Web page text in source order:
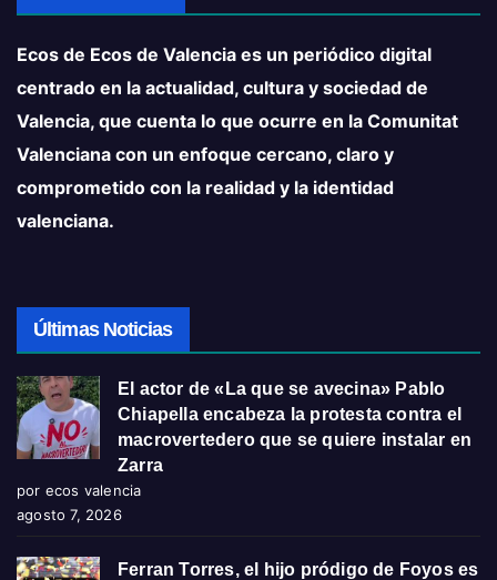
Ecos de Ecos de Valencia es un periódico digital
centrado en la actualidad, cultura y sociedad de
Valencia, que cuenta lo que ocurre en la Comunitat
Valenciana con un enfoque cercano, claro y
comprometido con la realidad y la identidad
valenciana.
Últimas Noticias
El actor de «La que se avecina» Pablo
Chiapella encabeza la protesta contra el
macrovertedero que se quiere instalar en
Zarra
por ecos valencia
agosto 7, 2026
Ferran Torres, el hijo pródigo de Foyos es